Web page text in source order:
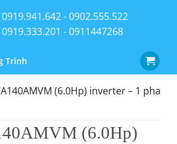
0919.941.642 - 0902.555.522
0919.333.201 - 0911447268
Trình
(6.0Hp) inverter – 1 pha
(6.0Hp)